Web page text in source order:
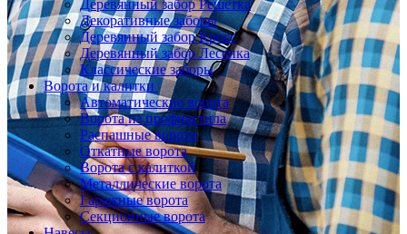
Деревянный забор Решетка
Декоративные заборы
Деревянный забор Кросс
Деревянный забор Лесенка
Классические заборы
Ворота и калитки
Автоматические ворота
Ворота из профнастила
Распашные ворота
Откатные ворота
Ворота с калиткой
Металлические ворота
Гаражные ворота
Секционные ворота